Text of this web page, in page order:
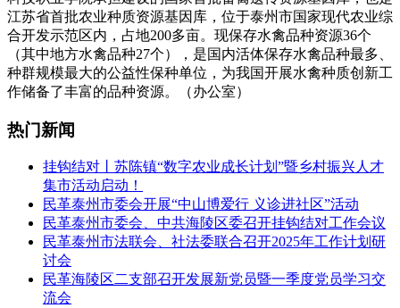
江苏省首批农业种质资源基因库，位于泰州市国家现代农业综
合开发示范区内，占地200多亩。现保存水禽品种资源36个
（其中地方水禽品种27个），是国内活体保存水禽品种最多、
种群规模最大的公益性保种单位，为我国开展水禽种质创新工
作储备了丰富的品种资源。（办公室）
热门新闻
挂钩结对丨苏陈镇“数字农业成长计划”暨乡村振兴人才
集市活动启动！
民革泰州市委会开展“中山博爱行 义诊进社区”活动
民革泰州市委会、中共海陵区委召开挂钩结对工作会议
民革泰州市法联会、社法委联合召开2025年工作计划研
讨会
民革海陵区二支部召开发展新党员暨一季度党员学习交
流会